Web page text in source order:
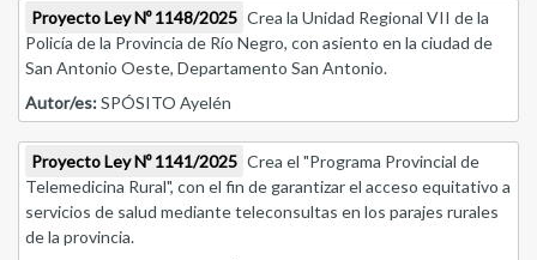
Proyecto Ley Nº 1148/2025 Crea la Unidad Regional VII de la
Policía de la Provincia de Río Negro, con asiento en la ciudad de
San Antonio Oeste, Departamento San Antonio.
Autor/es:SPÓSITO Ayelén
Proyecto Ley Nº 1141/2025 Crea el "Programa Provincial de
Telemedicina Rural", con el fin de garantizar el acceso equitativo a
servicios de salud mediante teleconsultas en los parajes rurales
de la provincia.